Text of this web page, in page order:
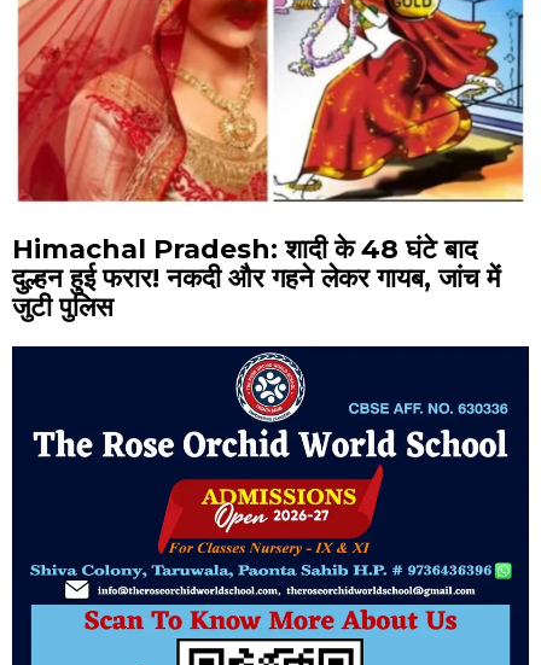
Himachal Pradesh: शादी के 48 घंटे बाद
दुल्हन हुई फरार! नकदी और गहने लेकर गायब, जांच में
जुटी पुलिस